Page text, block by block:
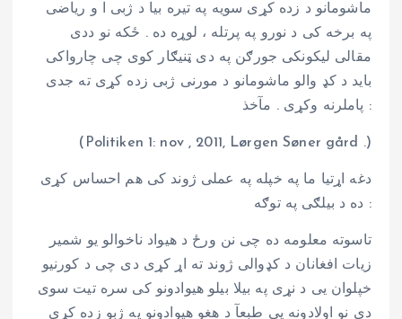
ماشومانو د زده کړی سویه په تیره بیا د ژبی ا و ریاضی
په برخه کی د نورو په پرتله ، لوړه ده . ځکه نو ددی
مقالی لیکونکی جورګن په دی ټنیګار کوی چی چارواکی
باید د کډ والو ماشومانو د مورنی ژبی زده کړی ته جدی
پاملرنه وکړی . مآخذ :
(Politiken 1: nov , 2011, Lørgen Søner gård .)
دغه اړتیا ما په خپله په عملی ژوند کی هم احساس کړی
ده د بیلګی په توګه :
تاسوته معلومه ده چی نن ورځ د هیواد ناخوالو یو شمیر
زیات افغانان د کډوالی ژوند ته اړ کړی دی چی د کورنیو
خپلوان یی د نړی په بیلا بیلو هیوادونو کی سره تیت سوی
دی نو اولادونه یې طبعآ د هغو هیوادونو په ژبو زده کړی